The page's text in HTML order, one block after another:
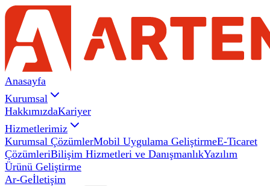
Anasayfa
Kurumsal
HakkımızdaKariyer
Hizmetlerimiz
Kurumsal ÇözümlerMobil Uygulama GeliştirmeE-Ticaret
ÇözümleriBilişim Hizmetleri ve DanışmanlıkYazılım
Ürünü Geliştirme
Ar-Geİletişim